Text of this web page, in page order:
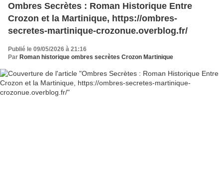
Ombres Secrètes : Roman Historique Entre
Crozon et la Martinique, https://ombres-
secretes-martinique-crozonue.overblog.fr/
Publié le 09/05/2026 à 21:16
Par Roman historique ombres secrètes Crozon Martinique